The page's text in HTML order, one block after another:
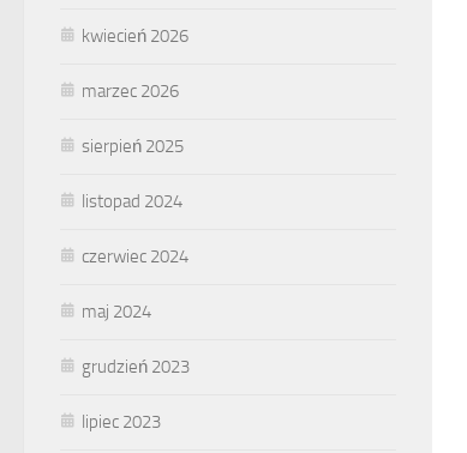
kwiecień 2026
marzec 2026
sierpień 2025
listopad 2024
czerwiec 2024
maj 2024
grudzień 2023
lipiec 2023